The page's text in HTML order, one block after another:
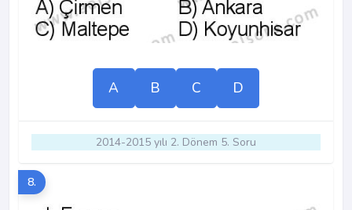
A B C D
2014-2015 yılı 2. Dönem 5. Soru
8.